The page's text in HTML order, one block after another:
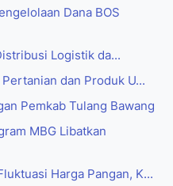
Dana BOS
Logistik da...
dan Produk U...
Pemkab Tulang Bawang
MBG Libatkan
Harga Pangan, K...